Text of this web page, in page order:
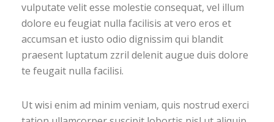
vulputate velit esse molestie consequat, vel illum
dolore eu feugiat nulla facilisis at vero eros et
accumsan et iusto odio dignissim qui blandit
praesent luptatum zzril delenit augue duis dolore
te feugait nulla facilisi.
Ut wisi enim ad minim veniam, quis nostrud exerci